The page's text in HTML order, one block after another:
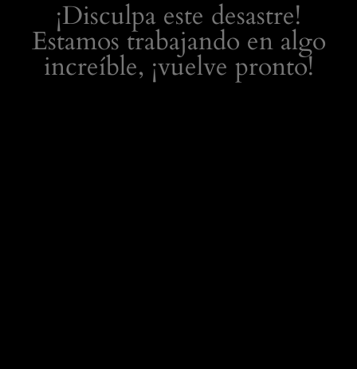
¡Disculpa este desastre!
Estamos trabajando en algo
increíble, ¡vuelve pronto!